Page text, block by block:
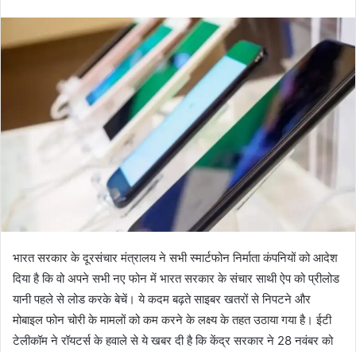
भारत सरकार के दूरसंचार मंत्रालय ने सभी स्मार्टफोन निर्माता कंपनियों को आदेश
दिया है कि वो अपने सभी नए फोन में भारत सरकार के संचार साथी ऐप को प्रीलोड
यानी पहले से लोड करके बेचें। ये कदम बढ़ते साइबर खतरों से निपटने और
मोबाइल फोन चोरी के मामलों को कम करने के लक्ष्य के तहत उठाया गया है। ईटी
टेलीकॉम ने रॉयटर्स के हवाले से ये खबर दी है कि केंद्र सरकार ने 28 नवंबर को